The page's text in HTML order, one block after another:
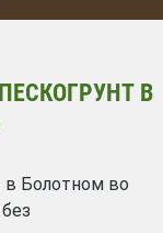
В
в Болотном во